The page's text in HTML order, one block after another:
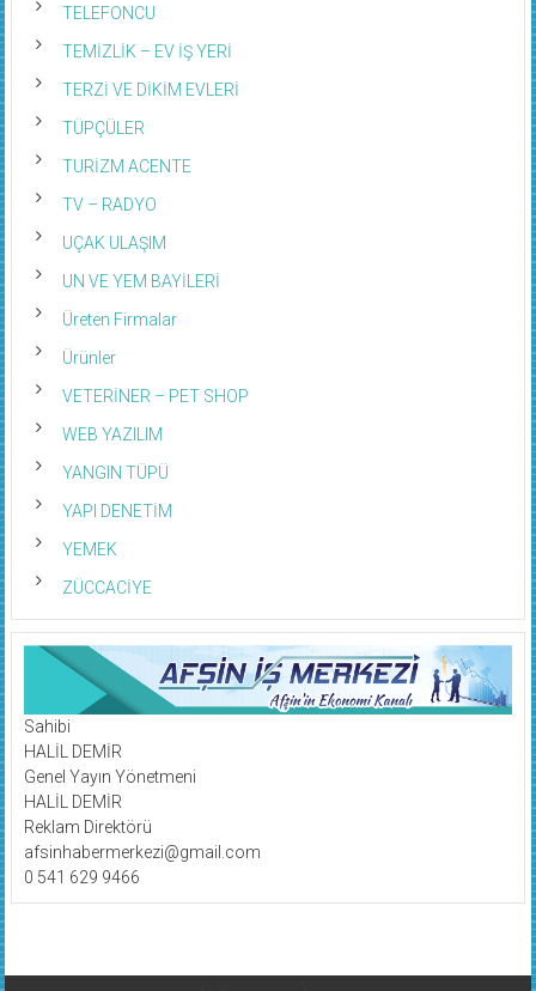
TELEFONCU
TEMİZLİK – EV İŞ YERİ
TERZİ VE DİKİM EVLERİ
TÜPÇÜLER
TURİZM ACENTE
TV – RADYO
UÇAK ULAŞIM
UN VE YEM BAYİLERİ
Üreten Firmalar
Ürünler
VETERİNER – PET SHOP
WEB YAZILIM
YANGIN TÜPÜ
YAPI DENETİM
YEMEK
ZÜCCACİYE
Sahibi
HALİL DEMİR
Genel Yayın Yönetmeni
HALİL DEMİR
Reklam Direktörü
afsinhabermerkezi@gmail.com
0 541 629 9466